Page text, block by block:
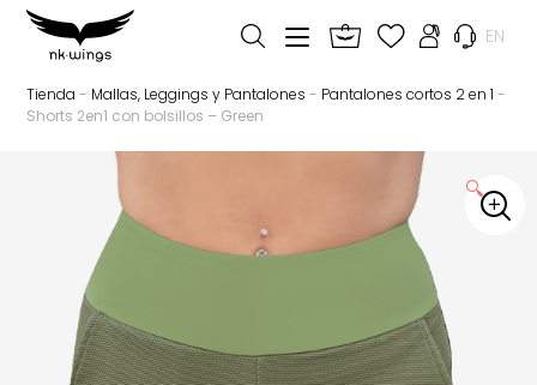
EN
Tienda - Mallas, Leggings y Pantalones - Pantalones cortos 2 en 1 -
Shorts 2en1 con bolsillos – Green
🔍